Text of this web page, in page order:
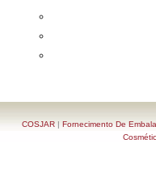
COSJAR| Fornecimento De